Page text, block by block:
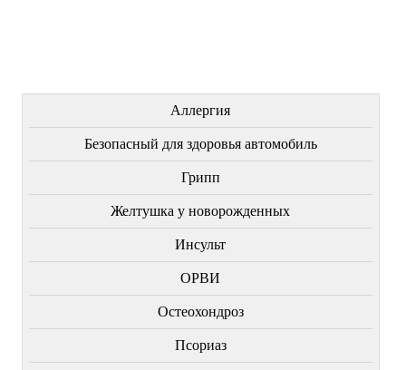
Аллергия
Безопасный для здоровья автомобиль
Грипп
Желтушка у новорожденных
Инсульт
ОРВИ
Остеохондроз
Пcориаз